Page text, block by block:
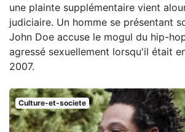
une plainte supplémentaire vient
judiciaire. Un homme se présentant
John Doe accuse le mogul du hip-
agressé sexuellement lorsqu'il était
2007.
Culture-et-societe